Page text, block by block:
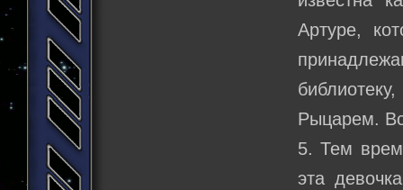
Артуре,
Рыцарем.
5. Тем
эта